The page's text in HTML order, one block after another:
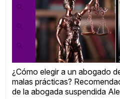
¿Cómo elegir a un abogado
malas prácticas?
de la abogada suspendida